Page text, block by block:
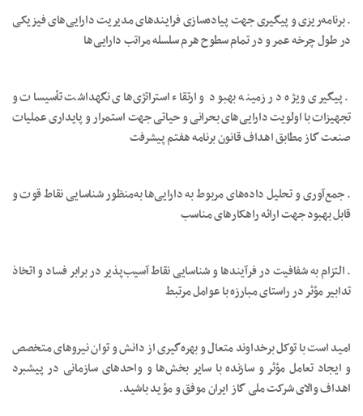
. برنامه‌ریزی و پیگیری جهت پیاده‌سازی فرایندهای مدیریت دارایی‌های فیزیکی
در طول چرخه عمر و در تمام سطوح هرم سلسله مراتب دارایی‌ها
. پیگیری ویژه در زمینه بهبود و ارتقاء استراتژی‌های نگهداشت تأسیسات و
تجهیزات با اولویت دارایی‌های بحرانی و حیاتی جهت استمرار و پایداری عملیات
صنعت گاز مطابق اهداف قانون برنامه هفتم پیشرفت
. جمع‌آوری و تحلیل داده‌های مربوط به دارایی‌ها به‌منظور شناسایی نقاط قوت و
قابل بهبود جهت ارائه راهکارهای مناسب
. التزام به شفافیت در فرآیندها و شناسایی نقاط آسیب‌پذیر در برابر فساد و اتخاذ
تدابیر مؤثر در راستای مبارزه با عوامل مرتبط
امید است با توکل برخداوند متعال و بهره‌گیری از دانش و توان نیروهای متخصص
و ایجاد تعامل مؤثر و سازنده با سایر بخش‌ها و واحدهای سازمانی در پیشبرد
اهداف والای شرکت ملی گاز ایران موفق و مؤید باشید.